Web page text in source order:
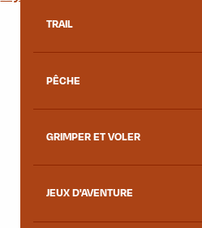
TRAIL
PÊCHE
GRIMPER ET VOLER
JEUX D'AVENTURE